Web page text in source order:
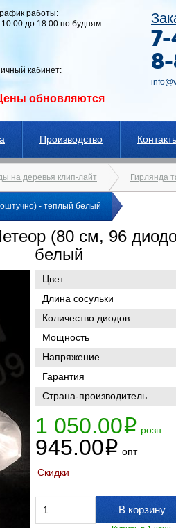
работы:
10:00 до 18:00 по будням.
кабинет:
обновляются
7-
Производство
на деревья клип-лайт Гирлянда
- теплый белый
(80 см, 96
белый
Цвет
Длина сосульки
Количество диодов
Мощность
Напряжение
Гарантия
Страна-производитель
1 050.00i розн
945.00i опт
Скидки
В корзину